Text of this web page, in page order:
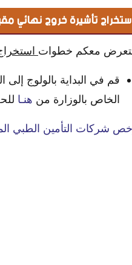
تأشيرة خروج نهائي
معكم خطوات
قم في البداية بالولوج
الخاص بالوزارة من هنـا
شركات التأمين الطبي